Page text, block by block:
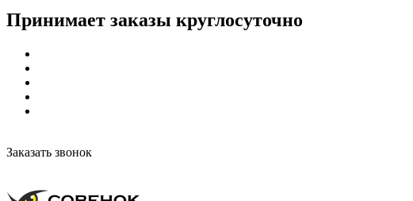
Принимает заказы круглосуточно
Заказать звонок